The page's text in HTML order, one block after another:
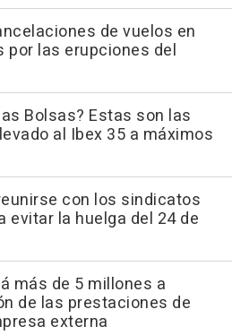
de vuelos en
por las erupciones del
Bolsas? Estas son las
al Ibex 35 a máximos
con los sindicatos
evitar la huelga del 24 de
más de 5 millones a
de las prestaciones de
externa